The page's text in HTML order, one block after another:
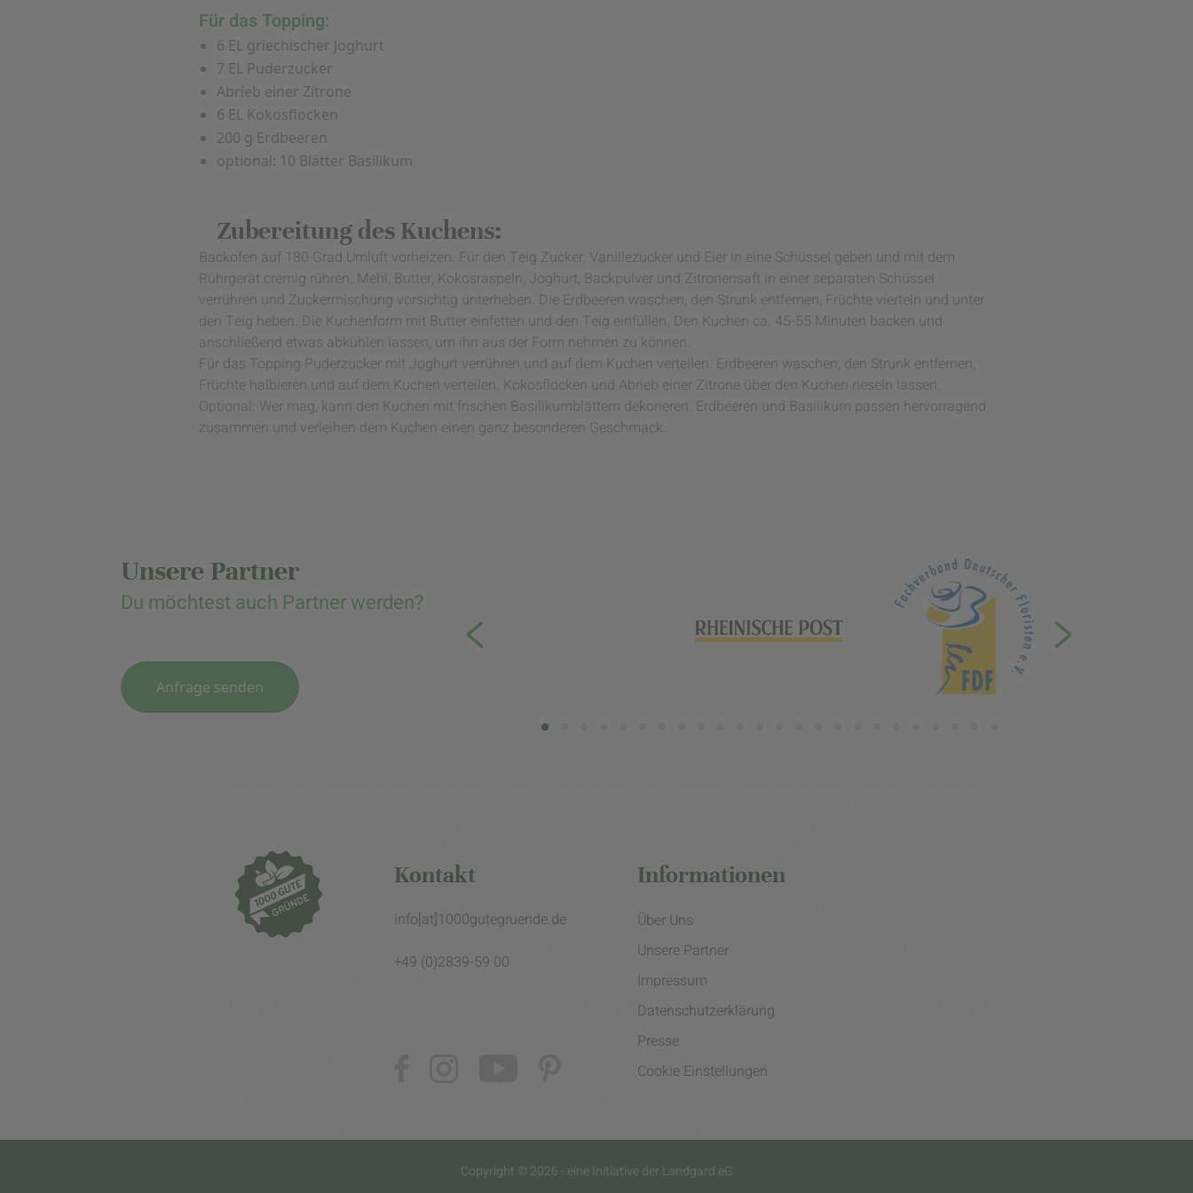
Für das Topping:
6 EL griechischer Joghurt
7 EL Puderzucker
Abrieb einer Zitrone
6 EL Kokosflocken
200 g Erdbeeren
optional: 10 Blätter Basilikum
Zubereitung des Kuchens:
Backofen auf 180 Grad Umluft vorheizen. Für den Teig Zucker, Vanillezucker und Eier in eine Schüssel geben und mit dem
Rührgerät cremig rühren. Mehl, Butter, Kokosraspeln, Joghurt, Backpulver und Zitronensaft in einer separaten Schüssel
verrühren und Zuckermischung vorsichtig unterheben. Die Erdbeeren waschen, den Strunk entfernen, Früchte vierteln und unter
den Teig heben. Die Kuchenform mit Butter einfetten und den Teig einfüllen. Den Kuchen ca. 45-55 Minuten backen und
anschließend etwas abkühlen lassen, um ihn aus der Form nehmen zu können.
Für das Topping Puderzucker mit Joghurt verrühren und auf dem Kuchen verteilen. Erdbeeren waschen, den Strunk entfernen,
Früchte halbieren und auf dem Kuchen verteilen. Kokosflocken und Abrieb einer Zitrone über den Kuchen rieseln lassen.
Optional: Wer mag, kann den Kuchen mit frischen Basilikumblättern dekorieren. Erdbeeren und Basilikum passen hervorragend
zusammen und verleihen dem Kuchen einen ganz besonderen Geschmack.
Unsere Partner
Du möchtest auch Partner werden?
Anfrage senden
Kontakt
info[at]1000gutegruende.de
+49 (0)2839-59 00
Informationen
Über Uns
Unsere Partner
Impressum
Datenschutzerklärung
Presse
Cookie Einstellungen
Copyright © 2026 - eine Initiative der Landgard eG